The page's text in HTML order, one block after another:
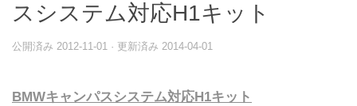
スシステム対応H1キット
公開済み 2012-11-01 · 更新済み 2014-04-01
BMWキャンパスシステム対応H1キット